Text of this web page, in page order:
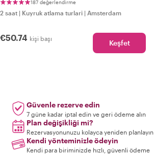
187 değerlendirme
2 saat | Kuyruk atlama turlari | Amsterdam
€50.74 kişi başı Keşfet
Güvenle rezerve edin
7 güne kadar iptal edin ve geri ödeme alın
Plan değişikliği mi?
Rezervasyonunuzu kolayca yeniden planlayın
Kendi yönteminizle ödeyin
Kendi para biriminizde hızlı, güvenli ödeme